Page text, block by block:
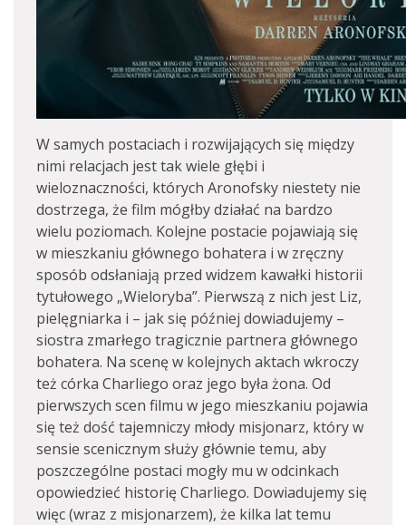
W samych postaciach i rozwijających się między
nimi relacjach jest tak wiele głębi i
wieloznaczności, których Aronofsky niestety nie
dostrzega, że film mógłby działać na bardzo
wielu poziomach. Kolejne postacie pojawiają się
w mieszkaniu głównego bohatera i w zręczny
sposób odsłaniają przed widzem kawałki historii
tytułowego „Wieloryba”. Pierwszą z nich jest Liz,
pielęgniarka i – jak się później dowiadujemy –
siostra zmarłego tragicznie partnera głównego
bohatera. Na scenę w kolejnych aktach wkroczy
też córka Charliego oraz jego była żona. Od
pierwszych scen filmu w jego mieszkaniu pojawia
się też dość tajemniczy młody misjonarz, który w
sensie scenicznym służy głównie temu, aby
poszczególne postaci mogły mu w odcinkach
opowiedzieć historię Charliego. Dowiadujemy się
więc (wraz z misjonarzem), że kilka lat temu